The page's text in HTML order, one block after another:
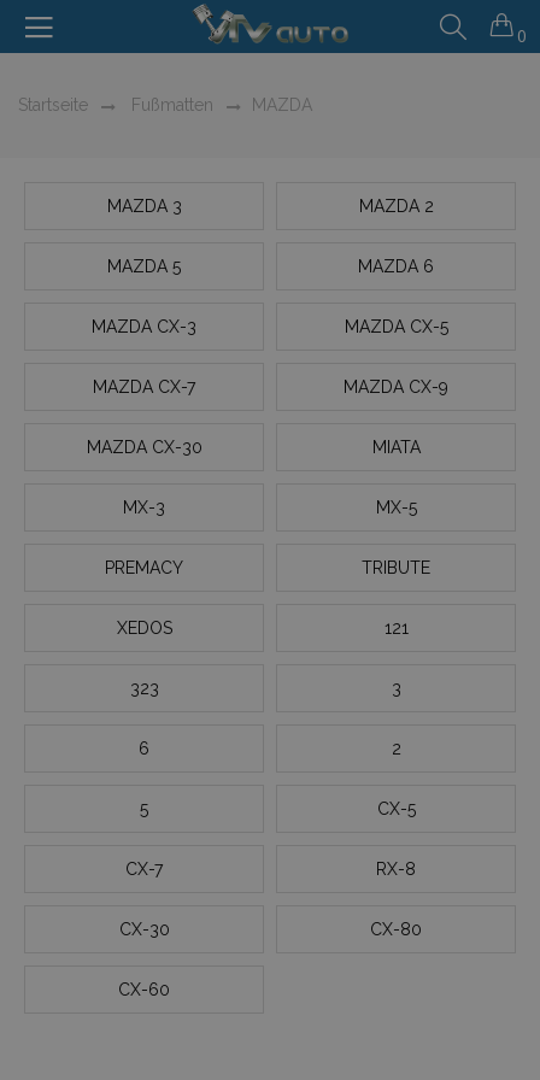
0
Startseite Fußmatten MAZDA
MAZDA 3 MAZDA 2
MAZDA 5 MAZDA 6
MAZDA CX-3 MAZDA CX-5
MAZDA CX-7 MAZDA CX-9
MAZDA CX-30 MIATA
MX-3 MX-5
PREMACY TRIBUTE
XEDOS 121
323 3
6 2
5 CX-5
CX-7 RX-8
CX-30 CX-80
CX-60